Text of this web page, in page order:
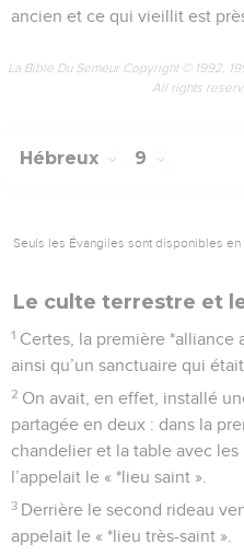
ancien et ce qui vieillit est
La Bible Du Semeur Copyright © 1992,
All rights
Hébreux 9
Seuls les Évangiles sont disponibles en
Le culte terrestre et
1 Certes, la première *alliance
ainsi qu’un sanctuaire qui
2 On avait, en effet, installé
partagée en deux : dans la
chandelier et la table avec
l’appelait le « *lieu saint ».
3 Derrière le second rideau
appelait le « *lieu très-saint ».